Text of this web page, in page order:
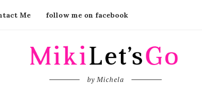
Me follow me on facebook
by Michela